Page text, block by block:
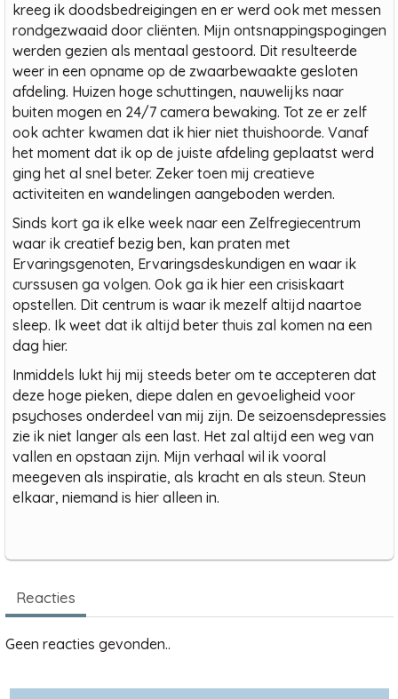
kreeg ik doodsbedreigingen en er werd ook met messen
rondgezwaaid door cliënten. Mijn ontsnappingspogingen
werden gezien als mentaal gestoord. Dit resulteerde
weer in een opname op de zwaarbewaakte gesloten
afdeling. Huizen hoge schuttingen, nauwelijks naar
buiten mogen en 24/7 camera bewaking. Tot ze er zelf
ook achter kwamen dat ik hier niet thuishoorde. Vanaf
het moment dat ik op de juiste afdeling geplaatst werd
ging het al snel beter. Zeker toen mij creatieve
activiteiten en wandelingen aangeboden werden.
Sinds kort ga ik elke week naar een Zelfregiecentrum
waar ik creatief bezig ben, kan praten met
Ervaringsgenoten, Ervaringsdeskundigen en waar ik
curssusen ga volgen. Ook ga ik hier een crisiskaart
opstellen. Dit centrum is waar ik mezelf altijd naartoe
sleep. Ik weet dat ik altijd beter thuis zal komen na een
dag hier.
Inmiddels lukt hij mij steeds beter om te accepteren dat
deze hoge pieken, diepe dalen en gevoeligheid voor
psychoses onderdeel van mij zijn. De seizoensdepressies
zie ik niet langer als een last. Het zal altijd een weg van
vallen en opstaan zijn. Mijn verhaal wil ik vooral
meegeven als inspiratie, als kracht en als steun. Steun
elkaar, niemand is hier alleen in.
Reacties
Geen reacties gevonden..